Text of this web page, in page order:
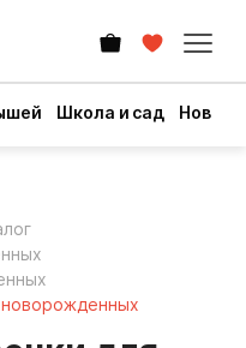
Школа и сад Новый